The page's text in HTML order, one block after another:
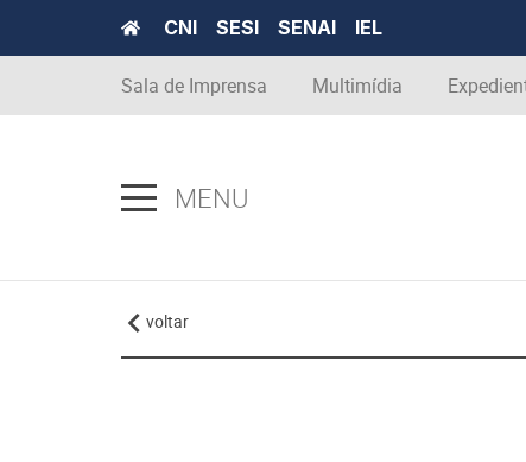
CNI SESI SENAI IEL
Sala de Imprensa Multimídia
MENU
voltar